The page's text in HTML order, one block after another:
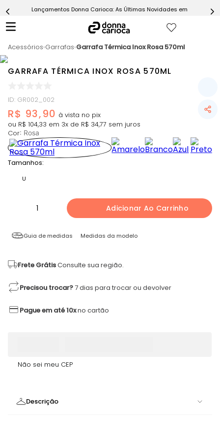
Lançamentos Donna Carioca: As Últimas Novidades em Moda
Acessórios Garrafas Garrafa Térmica Inox Rosa 570ml
GARRAFA TÉRMICA INOX ROSA 570ML
ID: GR002_002
R$ 93,90
ou R$ 104,33 em 3x de R$ 34,77 sem juros
Cor: Rosa
Tamanhos:
U
1 Adicionar Ao Carrinho
Guia de medidas Medidas da modelo
Frete GrátisConsulte sua região.
Precisou trocar?7 dias para trocar ou devolver
Pague em até 10xno cartão
Não sei meu CEP
Descrição
Short
7º Conjunto
Challenge Azul
10ºMacaquinho